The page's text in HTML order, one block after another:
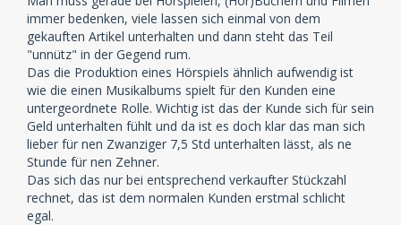
immer bedenken, viele lassen sich einmal von dem
gekauften Artikel unterhalten und dann steht das Teil
"unnütz" in der Gegend rum.
Das die Produktion eines Hörspiels ähnlich aufwendig ist
wie die einen Musikalbums spielt für den Kunden eine
untergeordnete Rolle. Wichtig ist das der Kunde sich für sein
Geld unterhalten fühlt und da ist es doch klar das man sich
lieber für nen Zwanziger 7,5 Std unterhalten lässt, als ne
Stunde für nen Zehner.
Das sich das nur bei entsprechend verkaufter Stückzahl
rechnet, das ist dem normalen Kunden erstmal schlicht
egal.